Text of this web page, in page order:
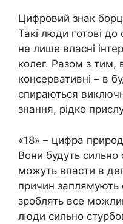
Цифровий знак
Такі люди готові до
не лише власні
колег. Разом з тим,
консервативні – в
спираються
знання, рідко
«18» – цифра
Вони будуть сильно
можуть впасти в
причин заплямують
зроблять все
люди сильно